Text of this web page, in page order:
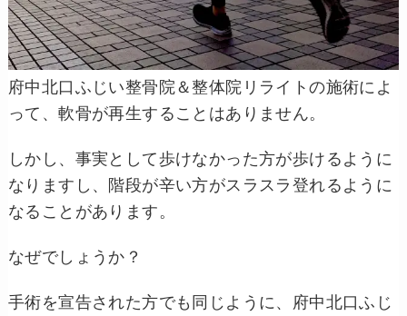
府中北口ふじい整骨院＆整体院リライトの施術によ
って、軟骨が再生することはありません。
しかし、事実として歩けなかった方が歩けるように
なりますし、階段が辛い方がスラスラ登れるように
なることがあります。
なぜでしょうか？
手術を宣告された方でも同じように、府中北口ふじ